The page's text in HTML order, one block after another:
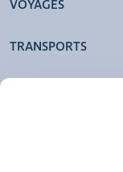
VOYAGES
TRANSPORTS